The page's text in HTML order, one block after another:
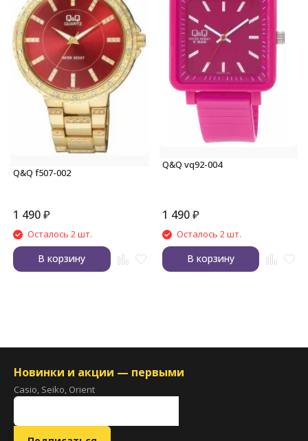
Q&Q f507-002
1 490₽
Осталось 2 шт.
В корзину
Q&Q vq92-004
1 490 ₽
Осталось 2 шт.
В корзину
Новинки и акции — первыми
Casio, Seiko, Orient